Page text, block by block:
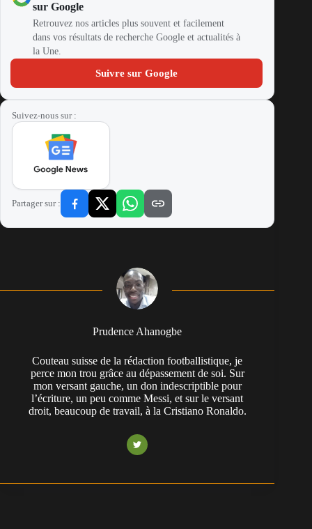
sur Google
Retrouvez nos articles plus souvent et facilement
dans vos résultats de recherche Google et actualités à
la Une.
Suivre sur Google
Suivez-nous sur :
Partager sur :
Prudence Ahanogbe
Couteau suisse de la rédaction footballistique, je
perce mon trou grâce au dépassement de soi. Sur
mon versant gauche, un don indescriptible pour
l’écriture, un peu comme Messi, et sur le versant
droit, beaucoup de travail, à la Cristiano Ronaldo.